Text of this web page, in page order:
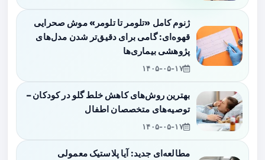
ژنوم کامل «تلومر تا تلومر» موش صحرایی
قهوه‌ای: گامی برای دقیق‌تر شدن مدل‌های
پژوهشی بیماری‌ها
۱۴۰۵-۰۵-۱۷
بهترین روش‌های کاهش خلط گلو در کودکان –
توصیه‌های متخصصان اطفال
۱۴۰۵-۰۵-۱۷
مطالعه‌ای جدید: آیا پلاستیک معمولی